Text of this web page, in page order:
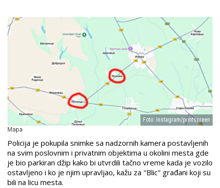
Foto: Instagram/printscreen
Mapa
Policija je pokupila snimke sa nadzornih kamera postavljenih
na svim poslovnim i privatnim objektima u okolini mesta gde
je bio parkiran džip kako bi utvrdili tačno vreme kada je vozilo
ostavljeno i ko je njim upravljao, kažu za "Blic" građani koji su
bili na licu mesta.